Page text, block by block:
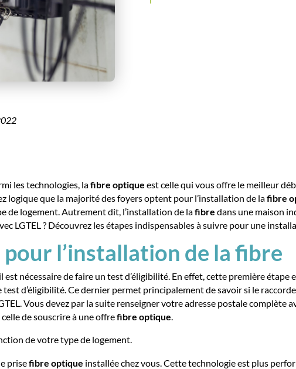
les technologies, lafibre optique est celle qui vous offre le meilleur
logique que la majorité des foyers optent pour l’installation de lafibre
de logement. Autrement dit, l’installation de lafibre dans une maison
LGTEL ? Découvrez les étapes indispensables à suivre pour une
l’installation de la fibre
est nécessaire de faire un test d’éligibilité. En effet, cette première
d’éligibilité. Ce dernier permet principalement de savoir si le
Vous devez par la suite renseigner votre adresse postale complète
de souscrire à une offrefibre optique
de votre type de logement.
prisefibre optique installée chez vous. Cette technologie est plus